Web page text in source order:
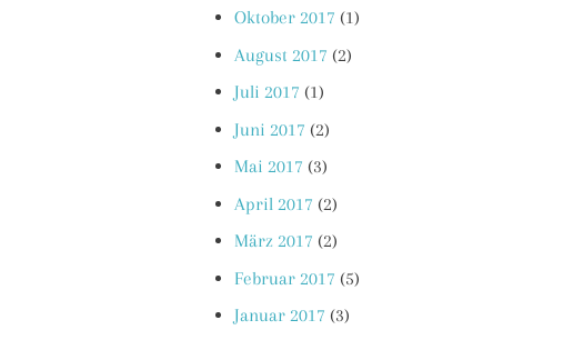
Oktober 2017 (1)
August 2017 (2)
Juli 2017 (1)
Juni 2017 (2)
Mai 2017 (3)
April 2017 (2)
März 2017 (2)
Februar 2017 (5)
Januar 2017 (3)